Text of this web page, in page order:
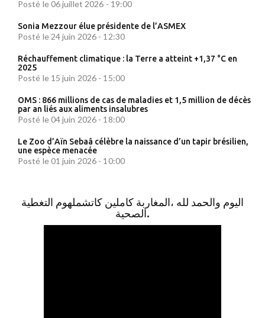
Posté le 06 juillet 2026 - 19:00
Sonia Mezzour élue présidente de l’ASMEX
Posté le 24 juin 2026 - 12:30
Réchauffement climatique : la Terre a atteint +1,37 °C en
2025
Posté le 15 juin 2026 - 15:00
OMS : 866 millions de cas de maladies et 1,5 million de décès
par an liés aux aliments insalubres
Posté le 04 juin 2026 - 18:00
Le Zoo d’Aïn Sebaâ célèbre la naissance d’un tapir brésilien,
une espèce menacée
Posté le 01 juin 2026 - 10:00
اليوم والحمد لله ،المغاربة كاملين كاتشملهوم التغطية
الصحية.